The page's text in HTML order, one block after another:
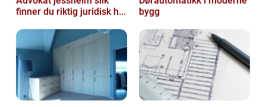
finner du riktig juridisk h...
bygg